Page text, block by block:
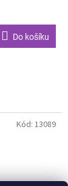
Do košíku
Tea
jasmínu
Kód: 13089